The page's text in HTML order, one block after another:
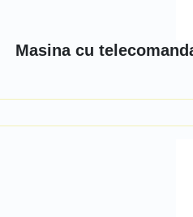
Masina cu